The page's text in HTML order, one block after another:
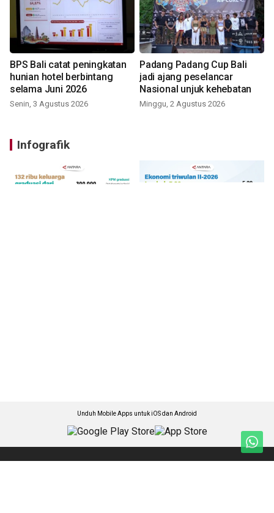
BPS Bali catat peningkatan
hunian hotel berbintang
selama Juni 2026
Senin, 3 Agustus 2026
Padang Padang Cup Bali
jadi ajang peselancar
Nasional unjuk kehebatan
Minggu, 2 Agustus 2026
Infografik
Unduh Mobile Apps untuk iOS dan Android